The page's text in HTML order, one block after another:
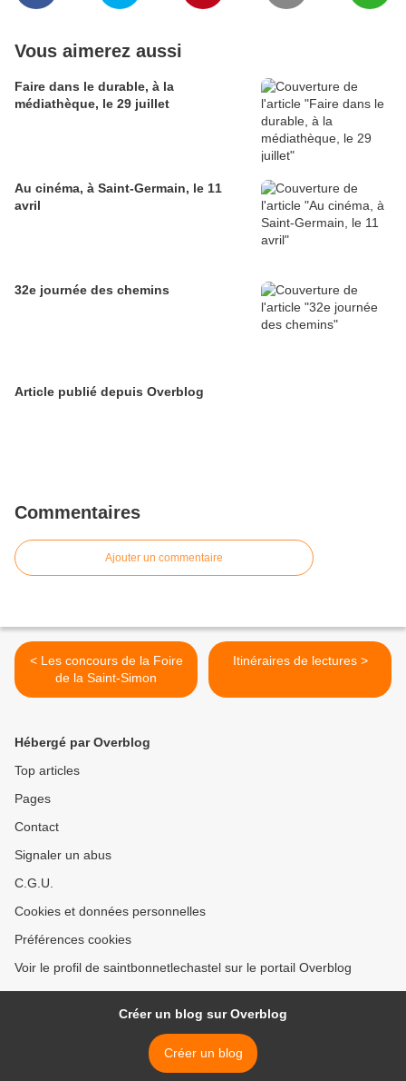
Vous aimerez aussi
Faire dans le durable, à la
médiathèque, le 29 juillet
Au cinéma, à Saint-Germain, le 11
avril
32e journée des chemins
Article publié depuis Overblog
Commentaires
Ajouter un commentaire
< Les concours de la Foire
de la Saint-Simon
Itinéraires de lectures >
Hébergé par Overblog
Top articles
Pages
Contact
Signaler un abus
C.G.U.
Cookies et données personnelles
Préférences cookies
Voir le profil de saintbonnetlechastel sur le portail Overblog
Créer un blog sur Overblog
Créer un blog